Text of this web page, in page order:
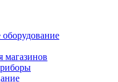
магазинов